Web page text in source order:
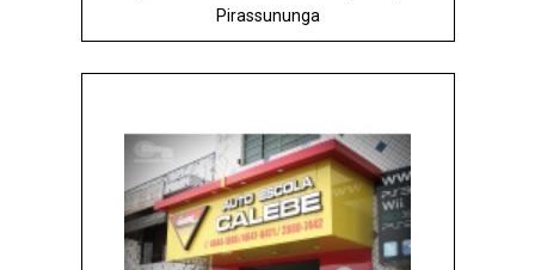
Pirassununga